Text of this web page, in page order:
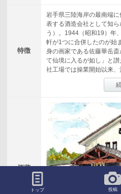
特徴
岩手県三陸海岸の最南端
表する酒造会社として知
う）。1944（昭和19）年
軒が1つに合併したのが始
身の画家である佐藤華岳
て仙境に入るが如し」と
社工場では操業開始以来
成23）年の東日本大震災
を受けてしまう。県内の
設し移転。震災後からは
ジ。“地元の人たちが楽し
を掲げる酔仙酒造が目指
三陸の風土と三陸の料理
ている。
酒蔵
トップ 投稿